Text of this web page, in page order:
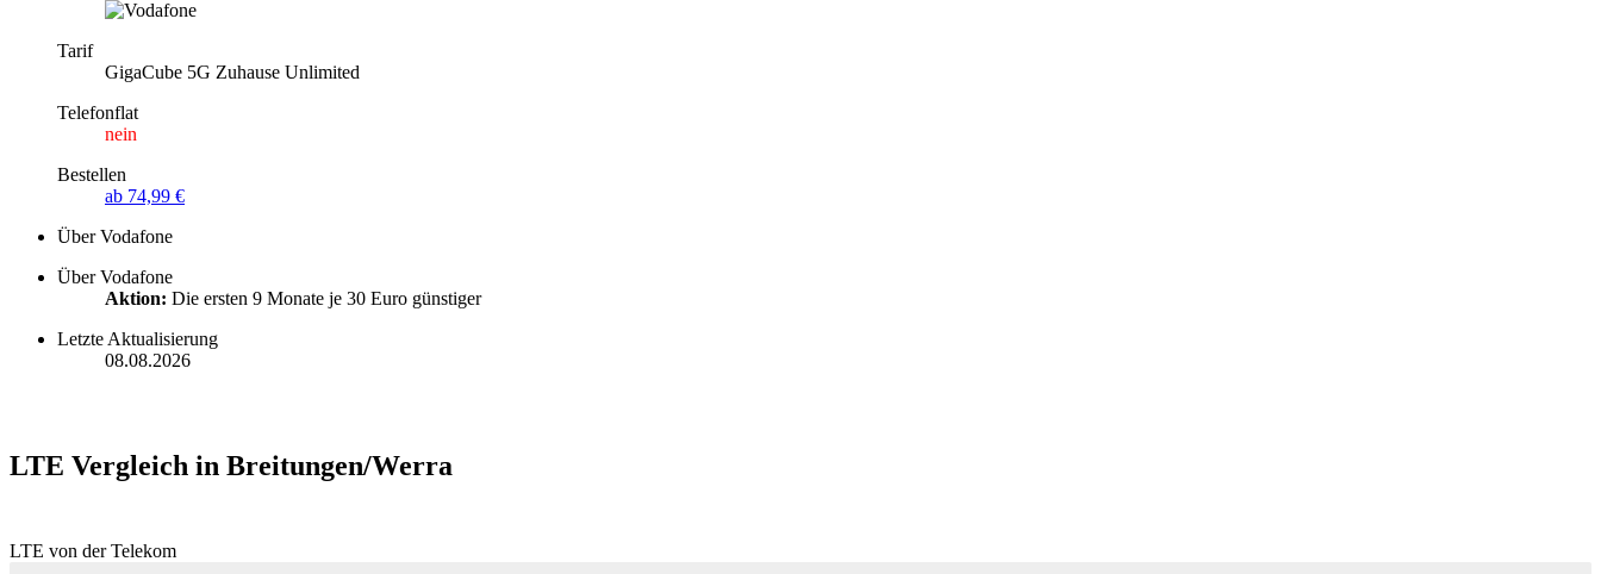
Tarif
GigaCube 5G Zuhause Unlimited
Telefonflat
nein
Bestellen
ab 74,99 €
Über Vodafone
Über Vodafone
Aktion: Die ersten 9 Monate je 30 Euro günstiger
Letzte Aktualisierung
08.08.2026
LTE Vergleich in Breitungen/Werra
LTE von der Telekom